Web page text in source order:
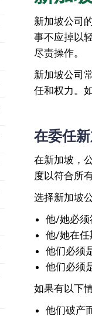
新加坡公司
事不应掉以
尽责操作。
新加坡公司
任和权力。
在委任
在新加坡，
度以符合所
选择新加坡
他/她必须
他/她在任
他们必须
他们必须
如果有以下
他们破产